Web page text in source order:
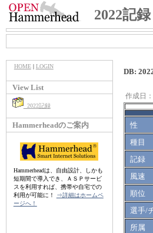
2022記録
HOME| LOGIN
View List
2022記録
Hammerheadのご案内
Hammerheadは、自由設計、しかも
短期間で導入でき、ＡＳＰサービ
スを利用すれば、携帯や自宅での
利用が可能に！
⇒詳細はホームペ
ージへ！
DB:
作成日：
性
種目
記録
風速
順位
選手/
所属